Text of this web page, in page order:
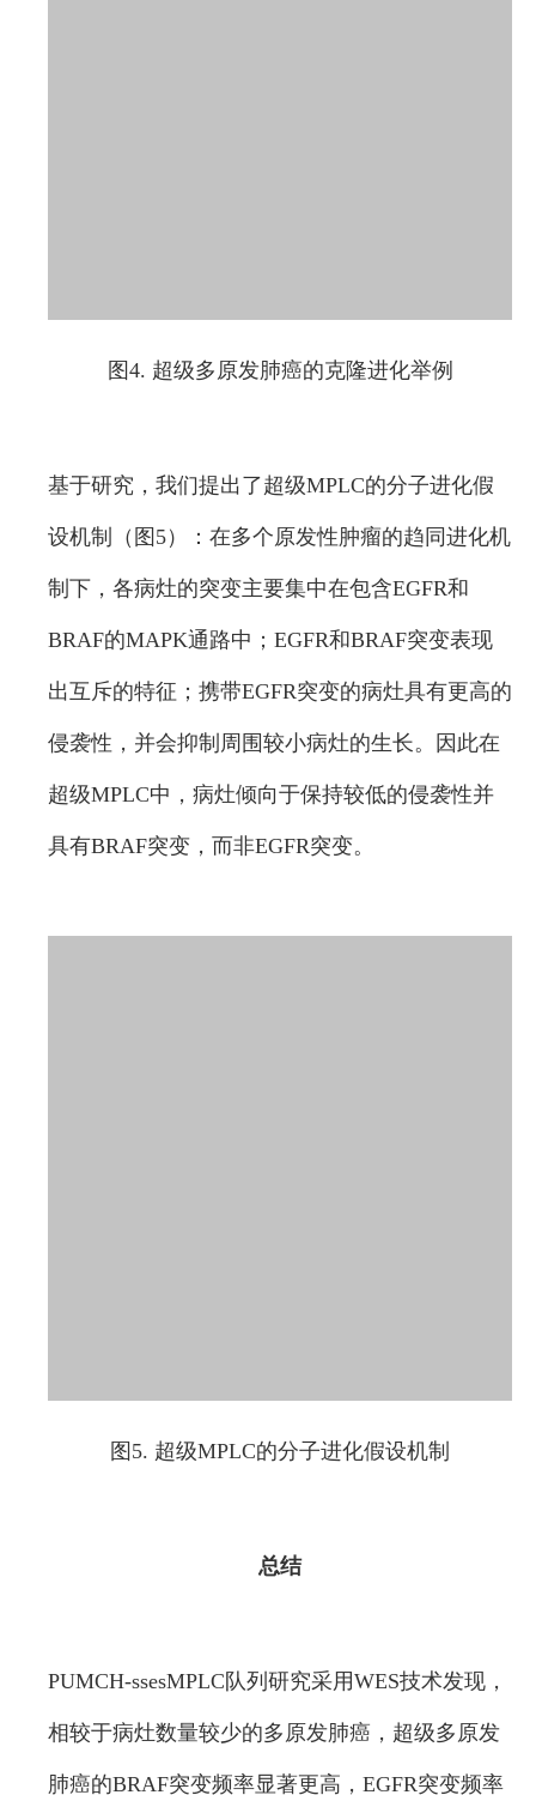
图4. 超级多原发肺癌的克隆进化举例
基于研究，我们提出了超级MPLC的分子进化假
设机制（图5）：在多个原发性肿瘤的趋同进化机
制下，各病灶的突变主要集中在包含EGFR和
BRAF的MAPK通路中；EGFR和BRAF突变表现
出互斥的特征；携带EGFR突变的病灶具有更高的
侵袭性，并会抑制周围较小病灶的生长。因此在
超级MPLC中，病灶倾向于保持较低的侵袭性并
具有BRAF突变，而非EGFR突变。
图5. 超级MPLC的分子进化假设机制
总结
PUMCH-ssesMPLC队列研究采用WES技术发现，
相较于病灶数量较少的多原发肺癌，超级多原发
肺癌的BRAF突变频率显著更高，EGFR突变频率